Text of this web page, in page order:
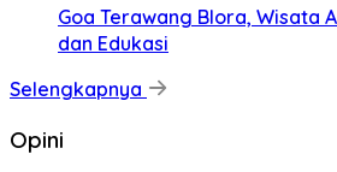
Goa Terawang Blora, Wisata
dan Edukasi
Selengkapnya
Opini